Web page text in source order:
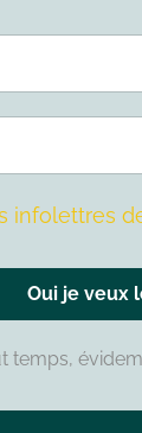
infolettres
Oui je veux
temps,